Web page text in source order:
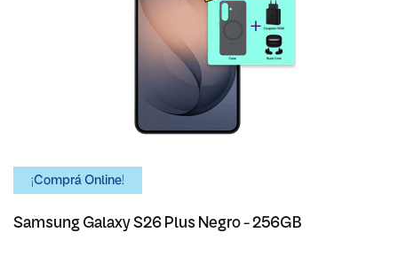
¡Comprá Online!
Samsung Galaxy S26 Plus Negro - 256GB